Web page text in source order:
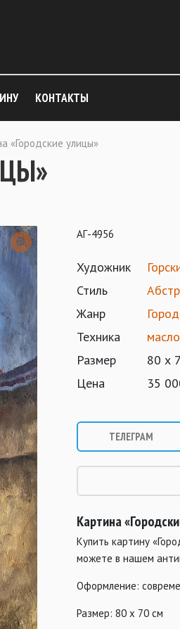
КОНТАКТЫ
«Городские улицы»
АГ-4956
Художник
Стиль
Жанр
Техника
масло
Размер
80 х
Цена
35
ТЕЛЕГРАМ
Картина
Купить картину
можете в нашем
Оформление:
Размер: 80 х 70 см